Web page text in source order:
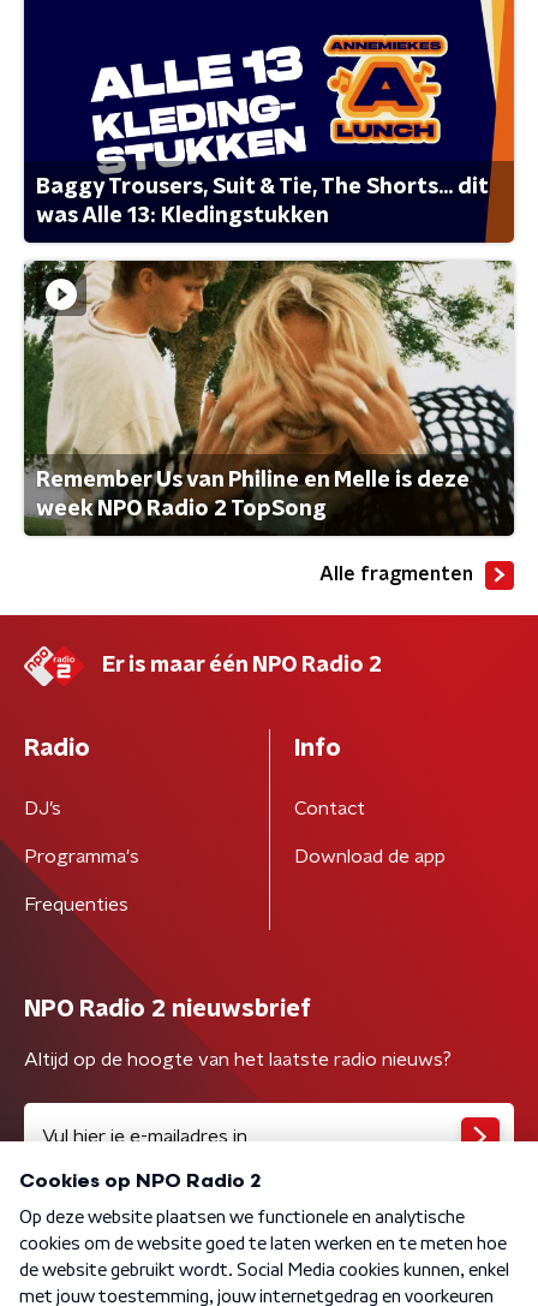
Baggy Trousers, Suit & Tie, The Shorts... dit
was Alle 13: Kledingstukken
Remember Us van Philine en Melle is deze
week NPO Radio 2 TopSong
Alle fragmenten
Er is maar één NPO Radio 2
Radio
DJ’s
Programma's
Frequenties
Info
Contact
Download de app
NPO Radio 2 nieuwsbrief
Altijd op de hoogte van het laatste radio nieuws?
Algemene voorwaarden